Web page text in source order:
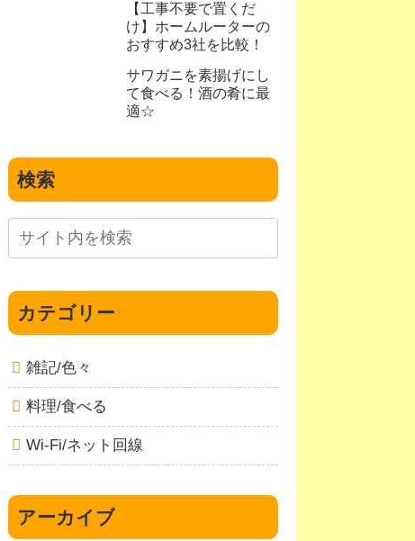
【工事不要で置くだ
け】ホームルーターの
おすすめ3社を比較！
サワガニを素揚げにし
て食べる！酒の肴に最
適☆
検索
カテゴリー
雑記/色々
料理/食べる
Wi-Fi/ネット回線
アーカイブ